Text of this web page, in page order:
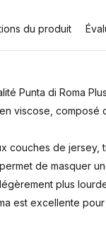
du produit
Punta di Roma
viscose,
couches de jersey,
de masquer
plus
est excellente